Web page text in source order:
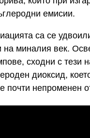
емисии.
са се
на миналия век.
сходни с тези
диоксид,
почти непроменен